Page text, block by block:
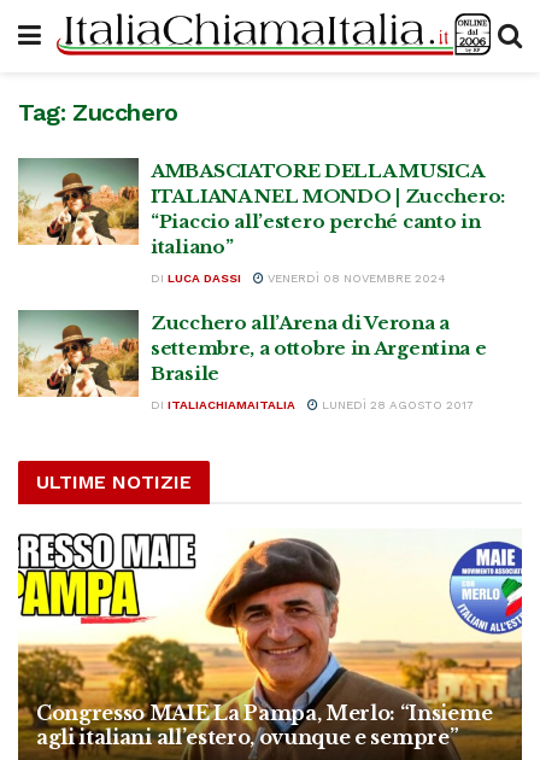
Tag: Zucchero
AMBASCIATORE DELLA MUSICA
ITALIANA NEL MONDO | Zucchero:
“Piaccio all’estero perché canto in
italiano”
DI LUCA DASSI VENERDÌ 08 NOVEMBRE 2024
Zucchero all’Arena di Verona a
settembre, a ottobre in Argentina e
Brasile
DI ITALIACHIAMAITALIA LUNEDÌ 28 AGOSTO 2017
ULTIME NOTIZIE
Congresso MAIE La Pampa, Merlo: “Insieme
agli italiani all’estero, ovunque e sempre”